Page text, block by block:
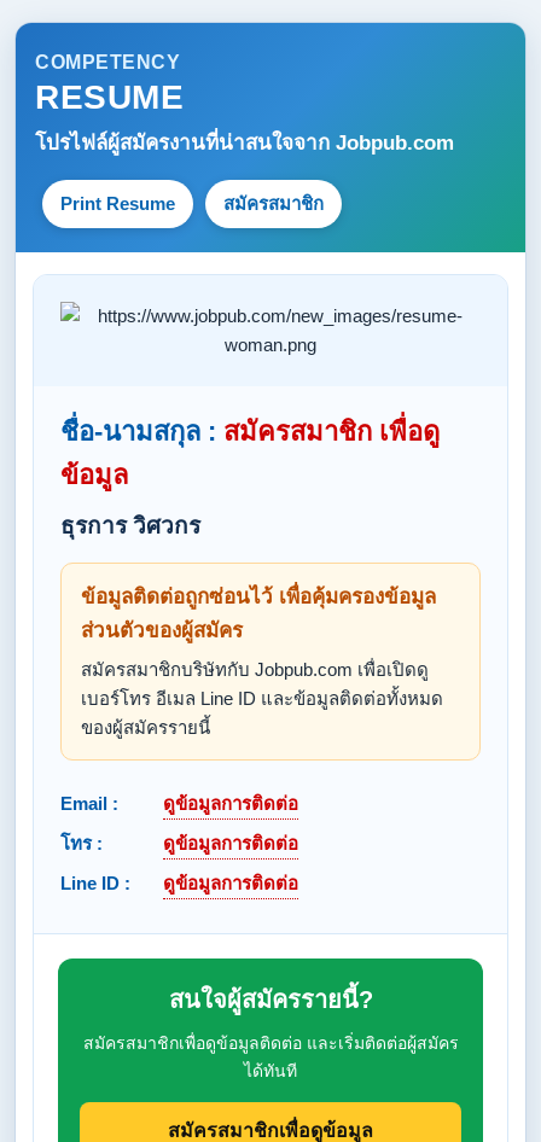
COMPETENCY
RESUME
โปรไฟล์ผู้สมัครงานที่น่าสนใจจาก Jobpub.com
Print Resume สมัครสมาชิก
ชื่อ-นามสกุล : สมัครสมาชิก เพื่อดู
ข้อมูล
ธุรการ วิศวกร
ข้อมูลติดต่อถูกซ่อนไว้ เพื่อคุ้มครองข้อมูล
ส่วนตัวของผู้สมัคร
สมัครสมาชิกบริษัทกับ Jobpub.com เพื่อเปิดดู
เบอร์โทร อีเมล Line ID และข้อมูลติดต่อทั้งหมด
ของผู้สมัครรายนี้
Email :
ดูข้อมูลการติดต่อ
โทร :
ดูข้อมูลการติดต่อ
Line ID :
ดูข้อมูลการติดต่อ
สนใจผู้สมัครรายนี้?
สมัครสมาชิกเพื่อดูข้อมูลติดต่อ และเริ่มติดต่อผู้สมัคร
ได้ทันที
สมัครสมาชิกเพื่อดูข้อมูล